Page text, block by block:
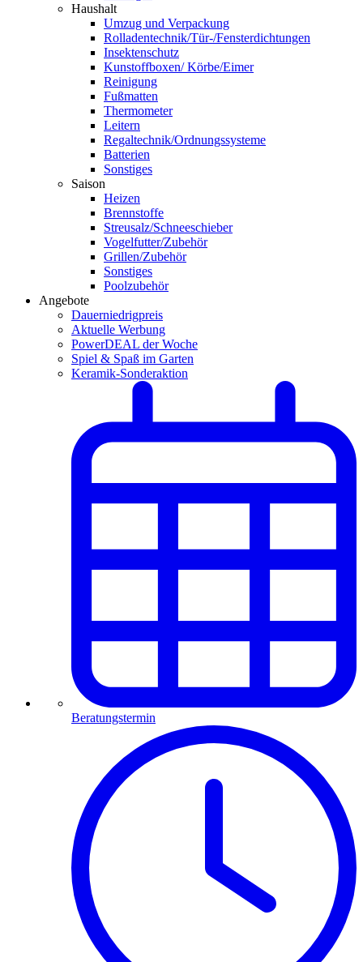
Haushalt
Umzug und Verpackung
Rolladentechnik/Tür-/Fensterdichtungen
Insektenschutz
Kunstoffboxen/ Körbe/Eimer
Reinigung
Fußmatten
Thermometer
Leitern
Regaltechnik/Ordnungssysteme
Batterien
Sonstiges
Saison
Heizen
Brennstoffe
Streusalz/Schneeschieber
Vogelfutter/Zubehör
Grillen/Zubehör
Sonstiges
Poolzubehör
Angebote
Dauerniedrigpreis
Aktuelle Werbung
PowerDEAL der Woche
Spiel & Spaß im Garten
Keramik-Sonderaktion
Beratungstermin